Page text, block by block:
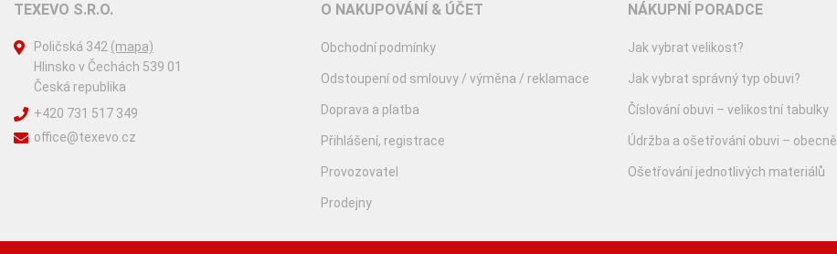
TEXEVO S.R.O.
Poličská 342 (mapa)
Hlinsko v Čechách 539 01
Česká republika
+420 731 517 349
office@texevo.cz
O NAKUPOVÁNÍ & ÚČET
Obchodní podmínky
Odstoupení od smlouvy / výměna / reklamace
Doprava a platba
Přihlášení, registrace
Provozovatel
Prodejny
NÁKUPNÍ PORADCE
Jak vybrat velikost?
Jak vybrat správný typ obuvi?
Číslování obuvi – velikostní tabulky
Údržba a ošetřování obuvi – obecně
Ošetřování jednotlivých materiálů